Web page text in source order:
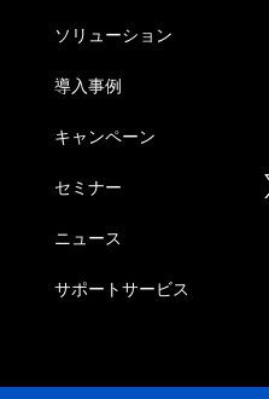
ソリューション
導入事例
キャンペーン
セミナー
ニュース
サポートサービス